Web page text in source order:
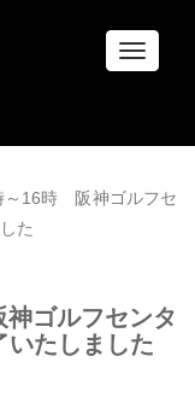
ナ
ョ
～16時 阪神ゴルフセ
た
ゴルフセンタ
いたしました